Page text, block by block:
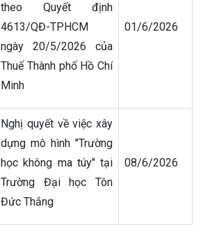
theo Quyết định
4613/QĐ-TPHCM
ngày 20/5/2026 của
Thuế Thành phố Hồ Chí
Minh
01/6/2026
Nghị quyết về việc xây
dựng mô hình "Trường
học không ma túy" tại
Trường Đại học Tôn
Đức Thắng
08/6/2026